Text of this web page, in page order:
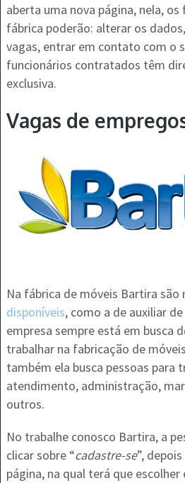
aberta uma nova página, nela,
fábrica poderão: alterar os
vagas, entrar em contato com o
funcionários contratados têm
exclusiva.
Vagas de
Na fábrica de móveis Bartira são
disponíveis, como a de auxiliar
empresa sempre está em busca
trabalhar na fabricação de
também ela busca pessoas para
atendimento, administração,
outros.
No trabalhe conosco Bartira, a
clicar sobre “cadastre-se”,
página, na qual terá que